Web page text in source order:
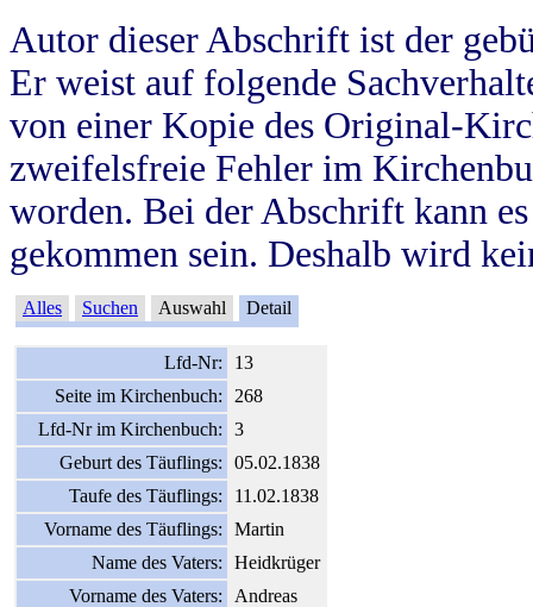
Autor dieser Abschrift ist der
Er weist auf folgende
von einer Kopie des Original-
zweifelsfreie Fehler im
worden. Bei der Abschrift kann
gekommen sein. Deshalb wird
Alles Suchen Auswahl Detail
Lfd-Nr:
13
Seite im Kirchenbuch:
268
Lfd-Nr im Kirchenbuch:
3
Geburt des Täuflings:
05.02.1838
Taufe des Täuflings:
11.02.1838
Vorname des Täuflings:
Martin
Name des Vaters:
Heidkrüger
Vorname des Vaters:
Andreas